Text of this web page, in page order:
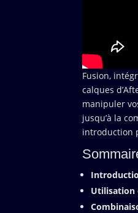
Fusion,
calques
manipuler
jusqu’à la
introduction
Utilisation